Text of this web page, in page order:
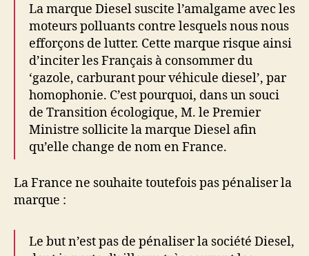
La marque Diesel suscite l’amalgame avec les
moteurs polluants contre lesquels nous nous
efforçons de lutter. Cette marque risque ainsi
d’inciter les Français à consommer du
‘gazole, carburant pour véhicule diesel’, par
homophonie. C’est pourquoi, dans un souci
de Transition écologique, M. le Premier
Ministre sollicite la marque Diesel afin
qu’elle change de nom en France.
La France ne souhaite toutefois pas pénaliser la
marque :
Le but n’est pas de pénaliser la société Diesel,